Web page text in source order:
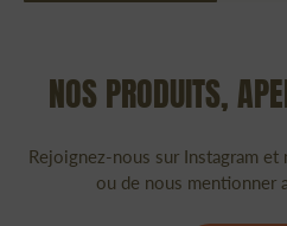
NOS PRODUITS,
Rejoignez-nous sur Instagram
ou de nous mentionner